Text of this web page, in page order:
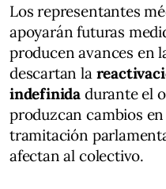
Los representantes
apoyarán futuras
producen avances en
descartan la
indefinida durante el
produzcan cambios
tramitación
afectan al colectivo.